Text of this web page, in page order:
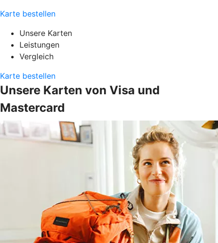
Karte bestellen
Unsere Karten
Leistungen
Vergleich
Karte bestellen
Unsere Karten von Visa und
Mastercard